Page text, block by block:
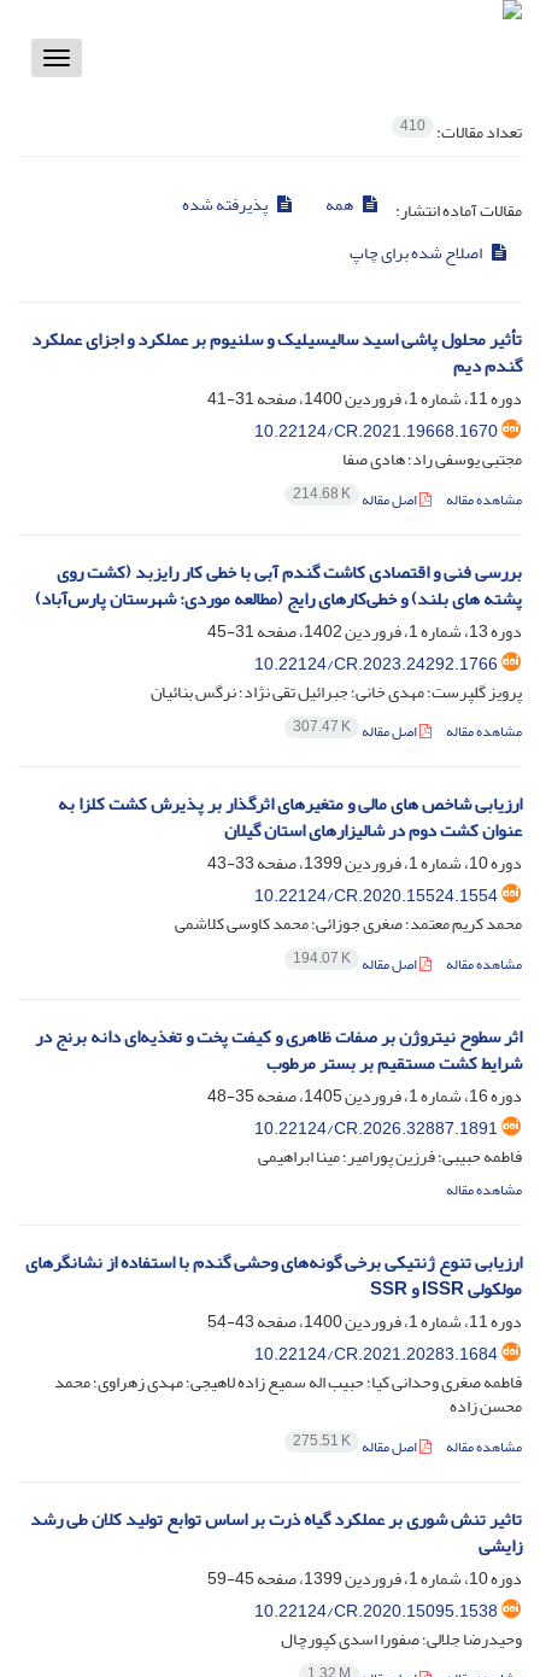
Toggle
تعداد مقالات: 410
مقالات آماده انتشار: همه
پذیرفته شده
اصلاح شده برای چاپ
تأثیر محلول پاشی اسید ‌سالیسیلیک و سلنیوم بر عملکرد و اجزای عملکرد
گندم دیم
دوره 11، شماره 1، فروردین 1400، صفحه
31-41
10.22124/CR.2021.19668.1670
مجتبی یوسفی راد؛ هادی صفا
مشاهده مقاله اصل مقاله 214.68 K
بررسی فنی و اقتصادی کاشت گندم آبی با خطی کار رایزبد (کشت روی
پشته های بلند) و خطی‌کارهای رایج (مطالعه موردی: شهرستان پارس‌آباد)
دوره 13، شماره 1، فروردین 1402، صفحه
31-45
10.22124/CR.2023.24292.1766
پرویز گلپرست؛ مهدی خانی؛ جبرائیل تقی نژاد؛ نرگس بنائیان
مشاهده مقاله اصل مقاله 307.47 K
ارزیابی شاخص های مالی و متغیرهای اثرگذار بر پذیرش کشت کلزا به
عنوان کشت دوم در شالیزارهای استان گیلان
دوره 10، شماره 1، فروردین 1399، صفحه
33-43
10.22124/CR.2020.15524.1554
محمد کریم معتمد؛ صغری جوزائی؛ محمد کاوسی کلاشمی
مشاهده مقاله اصل مقاله 194.07 K
اثر سطوح نیتروژن بر صفات ظاهری و کیفت پخت و تغذیه‌ای دانه برنج در
شرایط کشت مستقیم بر بستر مرطوب
دوره 16، شماره 1، فروردین 1405، صفحه
35-48
10.22124/CR.2026.32887.1891
فاطمه حبیبی؛ فرزین پورامیر؛ مینا ابراهیمی
مشاهده مقاله
ارزیابی تنوع ژنتیکی برخی گونه‌های وحشی گندم با استفاده از نشانگرهای
مولکولی ISSR و SSR
دوره 11، شماره 1، فروردین 1400، صفحه
43-54
10.22124/CR.2021.20283.1684
فاطمه صغری وحدانی کیا؛ حبیب اله سمیع زاده لاهیجی؛ مهدی زهراوی؛ محمد
محسن زاده
مشاهده مقاله اصل مقاله 275.51 K
تاثیر تنش شوری بر عملکرد گیاه ذرت بر اساس توابع تولید کلان طی رشد
زایشی
دوره 10، شماره 1، فروردین 1399، صفحه
45-59
10.22124/CR.2020.15095.1538
وحیدرضا جلالی؛ صفورا اسدی کپورچال